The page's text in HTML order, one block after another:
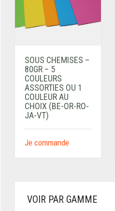
SOUS CHEMISES –
80GR – 5
COULEURS
ASSORTIES OU 1
COULEUR AU
CHOIX (BE-OR-RO-
JA-VT)
Je commande
VOIR PAR GAMME